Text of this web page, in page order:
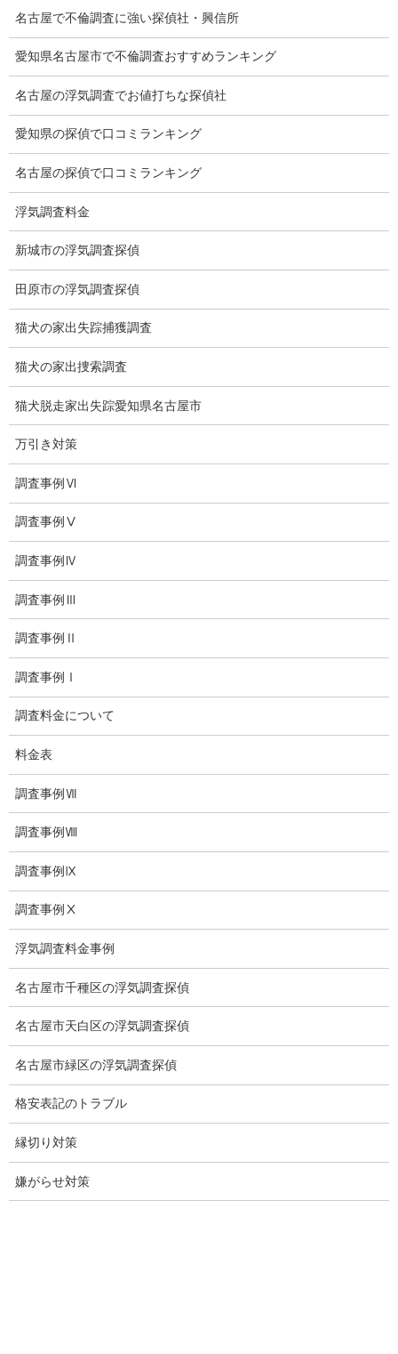
探偵業標識
プライバシーポリシー
ブログ
探偵エッセイ
探偵コラム
探偵日記
夫婦の信頼関係
お知らせ
いじめ相談・愛知県名古屋
子供のいじめ問題・いじめ相談、小学生、中学生、高校生
日本版DBS
探偵学校
探偵塾
お問い合わせ
愛知県内出張面談実施中
浮気調査専門
結婚前の行動調査
結婚調査
社員の行動調査
行動調査
法人調査
企業調査
愛知調査
名古屋で不倫調査に強い探偵社・興信所
愛知県名古屋市で不倫調査おすすめランキング
名古屋の浮気調査でお値打ちな探偵社
愛知県の探偵で口コミランキング
名古屋の探偵で口コミランキング
浮気調査料金
新城市の浮気調査探偵
田原市の浮気調査探偵
猫犬の家出失踪捕獲調査
猫犬の家出捜索調査
猫犬脱走家出失踪愛知県名古屋市
万引き対策
調査事例Ⅵ
調査事例Ⅴ
調査事例Ⅳ
調査事例Ⅲ
調査事例Ⅱ
調査事例Ⅰ
調査料金について
料金表
調査事例Ⅶ
調査事例Ⅷ
調査事例Ⅸ
調査事例Ⅹ
浮気調査料金事例
名古屋市千種区の浮気調査探偵
名古屋市天白区の浮気調査探偵
名古屋市緑区の浮気調査探偵
格安表記のトラブル
縁切り対策
嫌がらせ対策